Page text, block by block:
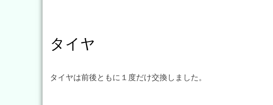
タイヤ
タイヤは前後ともに１度だけ交換しました。